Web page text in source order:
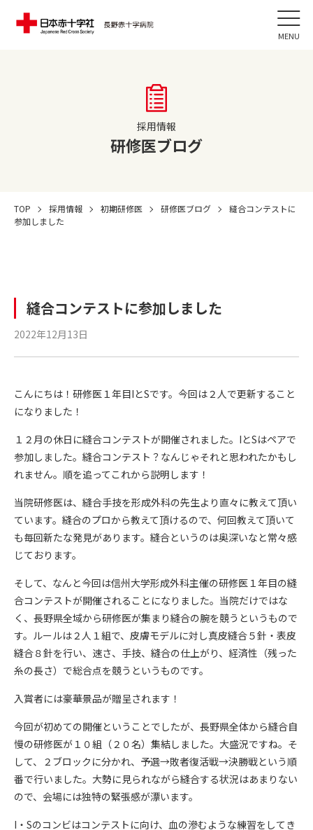
MENU
採用情報
研修医ブログ
TOP 採用情報 初期研修医 研修医ブログ
縫合コンテストに
参加しました
縫合コンテストに参加しました
2022年12月13日
こんにちは！研修医１年目IとSです。今回は２人で更新すること
になりました！
１２月の休日に縫合コンテストが開催されました。IとSはペアで
参加しました。縫合コンテスト？なんじゃそれと思われたかもし
れません。順を追ってこれから説明します！
当院研修医は、縫合手技を形成外科の先生より直々に教えて頂い
ています。縫合のプロから教えて頂けるので、何回教えて頂いて
も毎回新たな発見があります。縫合というのは奥深いなと常々感
じております。
そして、なんと今回は信州大学形成外科主催の研修医１年目の縫
合コンテストが開催されることになりました。当院だけではな
く、長野県全域から研修医が集まり縫合の腕を競うというもので
す。ルールは２人１組で、皮膚モデルに対し真皮縫合５針・表皮
縫合８針を行い、速さ、手技、縫合の仕上がり、経済性（残った
糸の長さ）で総合点を競うというものです。
入賞者には豪華景品が贈呈されます！
今回が初めての開催ということでしたが、長野県全体から縫合自
慢の研修医が１０組（２０名）集結しました。大盛況ですね。そ
して、２ブロックに分かれ、予選→敗者復活戦→決勝戦という順
番で行いました。大勢に見られながら縫合する状況はあまりない
ので、会場には独特の緊張感が漂います。
I・Sのコンビはコンテストに向け、血の滲むような練習をしてき